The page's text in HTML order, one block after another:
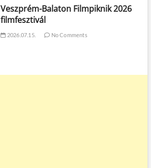
Veszprém-Balaton Filmpiknik 2026
filmfesztivál
2026.07.15. No Comments